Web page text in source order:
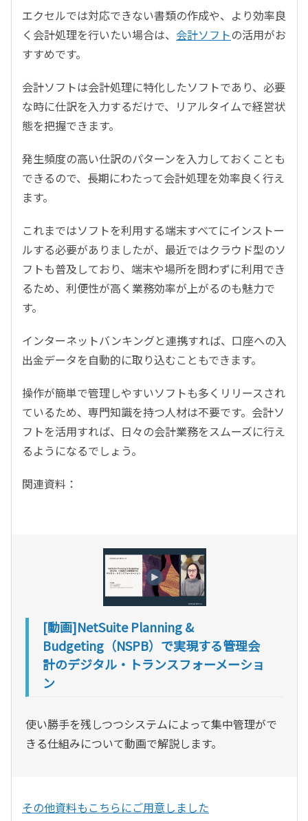
エクセルでは対応できない書類の作成や、より効率良
く会計処理を行いたい場合は、 会計ソフトの活用がお
すすめです。
会計ソフトは会計処理に特化したソフトであり、必要
な時に仕訳を入力するだけで、リアルタイムで経営状
態を把握できます。
発生頻度の高い仕訳のパターンを入力しておくことも
できるので、長期にわたって会計処理を効率良く行え
ます。
これまではソフトを利用する端末すべてにインストー
ルする必要がありましたが、最近ではクラウド型のソ
フトも普及しており、端末や場所を問わずに利用でき
るため、利便性が高く業務効率が上がるのも魅力で
す。
インターネットバンキングと連携すれば、口座への入
出金データを自動的に取り込むこともできます。
操作が簡単で管理しやすいソフトも多くリリースされ
ているため、専門知識を持つ人材は不要です。会計ソ
フトを活用すれば、日々の会計業務をスムーズに行え
るようになるでしょう。
関連資料：
[動画]NetSuite Planning &
Budgeting（NSPB）で実現する管理会
計のデジタル・トランスフォーメーショ
ン
使い勝手を残しつつシステムによって集中管理がで
きる仕組みについて動画で解説します。
その他資料もこちらにご用意しました